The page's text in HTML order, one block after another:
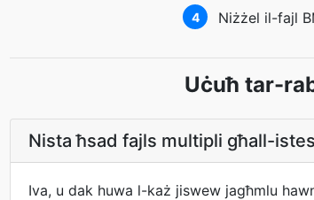
4 Niżżel il-fajl
Uċuħ tar-
Nista ħsad fajls multipli għall-
Iva, u dak huwa l-każ jiswew jagħmlu